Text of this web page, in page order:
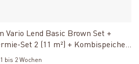
Vario Lend Basic Brown Set +
Set 2 (11 m²) + Kombispeicher
+ SWT
bis 2 Wochen